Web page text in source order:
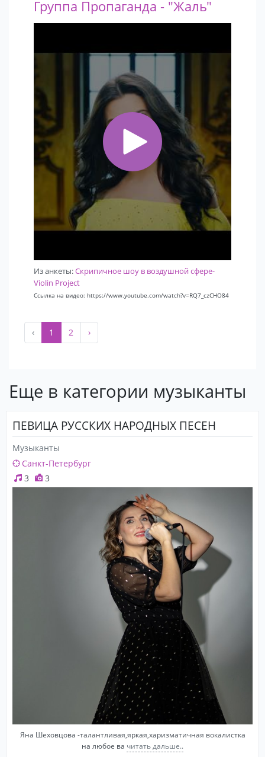
Группа Пропаганда - "Жаль"
Из анкеты:Скрипичное шоу в воздушной сфере-
Violin Project
Ссылка на видео: https://www.youtube.com/watch?v=RQ7_czCHO84
‹ 1 2 ›
Еще в категории музыканты
ПЕВИЦА РУССКИХ НАРОДНЫХ ПЕСЕН
Музыканты
Санкт-Петербург
3
3
Яна Шеховцова -талантливая,яркая,харизматичная вокалистка
на любое ва читать дальше..